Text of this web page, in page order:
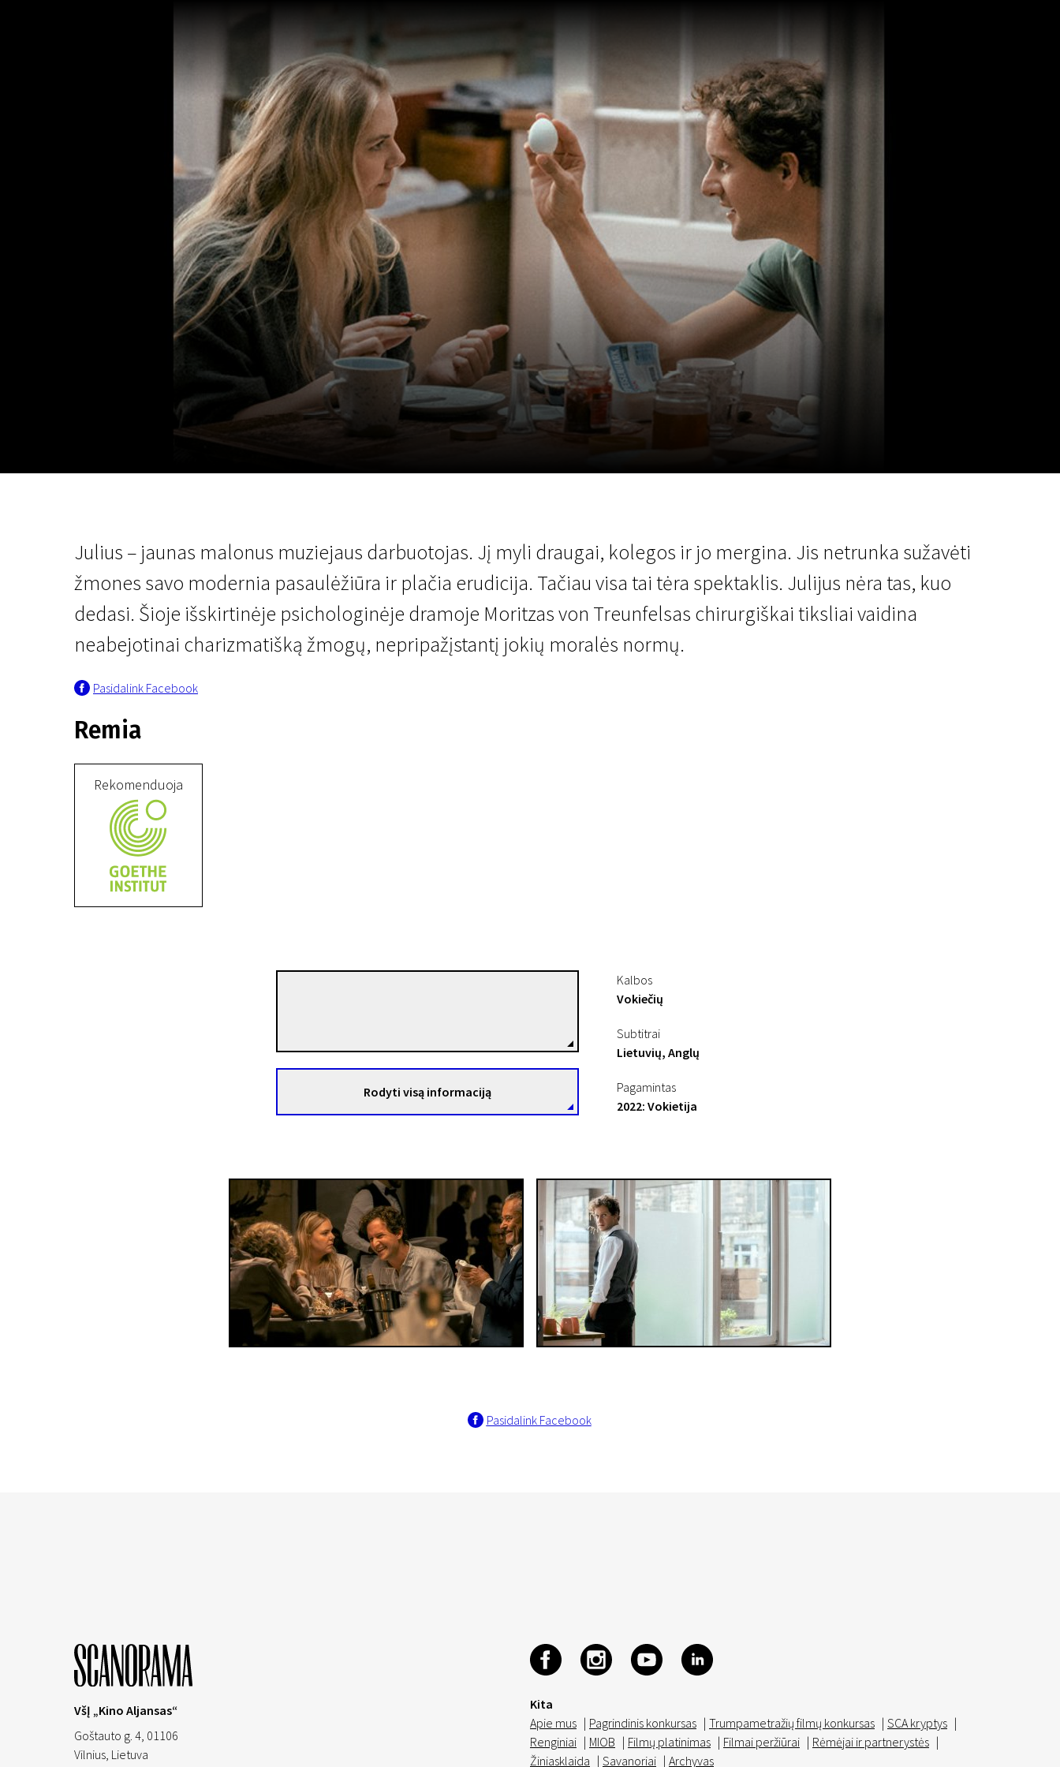
Aksioma
Julius – jaunas malonus muziejaus darbuotojas. Jį myli draugai, kolegos ir jo mergina. Jis netrunka sužavėti
žmones savo modernia pasaulėžiūra ir plačia erudicija. Tačiau visa tai tėra spektaklis. Julijus nėra tas, kuo
dedasi. Šioje išskirtinėje psichologinėje dramoje Moritzas von Treunfelsas chirurgiškai tiksliai vaidina
neabejotinai charizmatišką žmogų, nepripažįstantį jokių moralės normų.
Pasidalink Facebook
Remia
Rekomenduoja
Rodyti visą informaciją
Kalbos
Vokiečių
Subtitrai
Lietuvių, Anglų
Pagamintas
2022: Vokietija
Pasidalink Facebook
Kita
Apie mus | Pagrindinis konkursas | Trumpametražių filmų konkursas | SCA kryptys |
Renginiai | MIOB | Filmų platinimas | Filmai peržiūrai | Rėmėjai ir partnerystės |
Žiniasklaida | Savanoriai | Archyvas
VšĮ „Kino Aljansas“
Goštauto g. 4, 01106
Vilnius, Lietuva